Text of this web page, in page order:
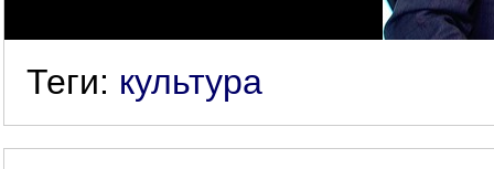
Теги: культура